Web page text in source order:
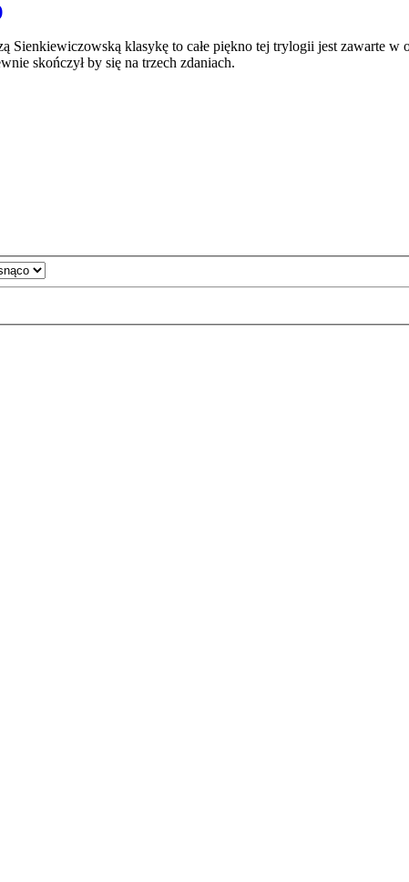
klasykę to całe piękno tej trylogii jest zawarte w
skończył by się na trzech zdaniach.